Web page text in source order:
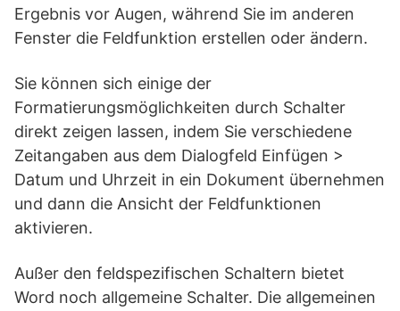
Ergebnis vor Augen, während Sie im anderen
Fenster die Feldfunktion erstellen oder ändern.
Sie können sich einige der
Formatierungsmöglichkeiten durch Schalter
direkt zeigen lassen, indem Sie verschiedene
Zeitangaben aus dem Dialogfeld Einfügen >
Datum und Uhrzeit in ein Dokument übernehmen
und dann die Ansicht der Feldfunktionen
aktivieren.
Außer den feldspezifischen Schaltern bietet
Word noch allgemeine Schalter. Die allgemeinen